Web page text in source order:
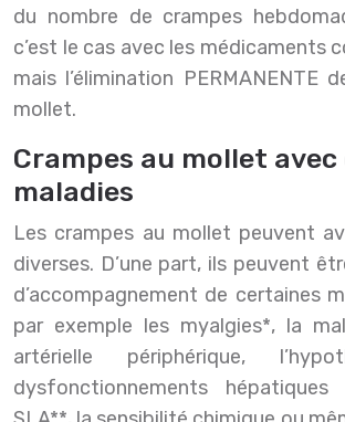
du nombre de crampes
c’est le cas avec les médicaments
mais l’élimination PERMANENTE
mollet.
Crampes au mollet
maladies
Les crampes au mollet peuvent
diverses. D’une part, ils peuvent
d’accompagnement de certaines
par exemple les myalgies*, la
artérielle périphérique,
dysfonctionnements